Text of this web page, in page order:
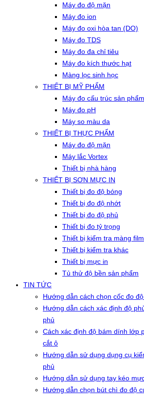
Máy đo độ mặn
Máy đo ion
Máy đo oxi hòa tan (DO)
Máy đo TDS
Máy đo đa chỉ tiêu
Máy đo kích thước hạt
Màng lọc sinh học
THIẾT BỊ MỸ PHẨM
Máy đo cấu trúc sản phẩm
Máy đo pH
Máy so màu da
THIẾT BỊ THỰC PHẨM
Máy đo độ mặn
Máy lắc Vortex
Thiết bị nhà hàng
THIẾT BỊ SƠN MỰC IN
Thiết bị đo độ bóng
Thiết bị đo độ nhớt
Thiết bị đo độ phủ
Thiết bị đo tỷ trọng
Thiết bị kiểm tra màng film
Thiết bị kiểm tra khác
Thiết bị mực in
Tủ thử độ bền sản phẩm
TIN TỨC
Hướng dẫn cách chọn cốc đo
Hướng dẫn cách xác định độ
phủ
Cách xác định độ bám dính lớp
cắt ô
Hướng dẫn sử dụng dụng cụ
phủ
Hướng dẫn sử dụng tay kéo
Hướng dẫn chọn bút chì đo độ